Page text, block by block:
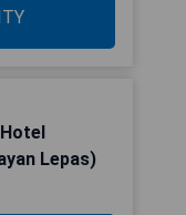
Lepas)